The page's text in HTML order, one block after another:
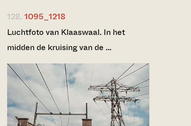
128. 1095_1218
Luchtfoto van Klaaswaal. In het
midden de kruising van de …